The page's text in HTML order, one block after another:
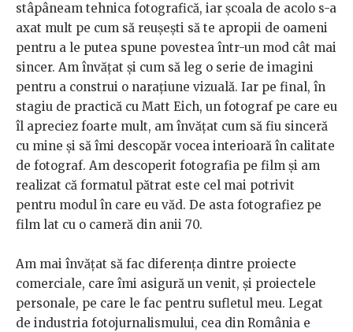
stâpâneam tehnica fotografică, iar școala de acolo s-a
axat mult pe cum să reușești să te apropii de oameni
pentru a le putea spune povestea într-un mod cât mai
sincer. Am învățat și cum să leg o serie de imagini
pentru a construi o narațiune vizuală. Iar pe final, în
stagiu de practică cu Matt Eich, un fotograf pe care eu
îl apreciez foarte mult, am învățat cum să fiu sinceră
cu mine și să îmi descopăr vocea interioară în calitate
de fotograf. Am descoperit fotografia pe film și am
realizat că formatul pătrat este cel mai potrivit
pentru modul în care eu văd. De asta fotografiez pe
film lat cu o cameră din anii 70.
Am mai învățat să fac diferența dintre proiecte
comerciale, care îmi asigură un venit, și proiectele
personale, pe care le fac pentru sufletul meu. Legat
de industria fotojurnalismului, cea din România e